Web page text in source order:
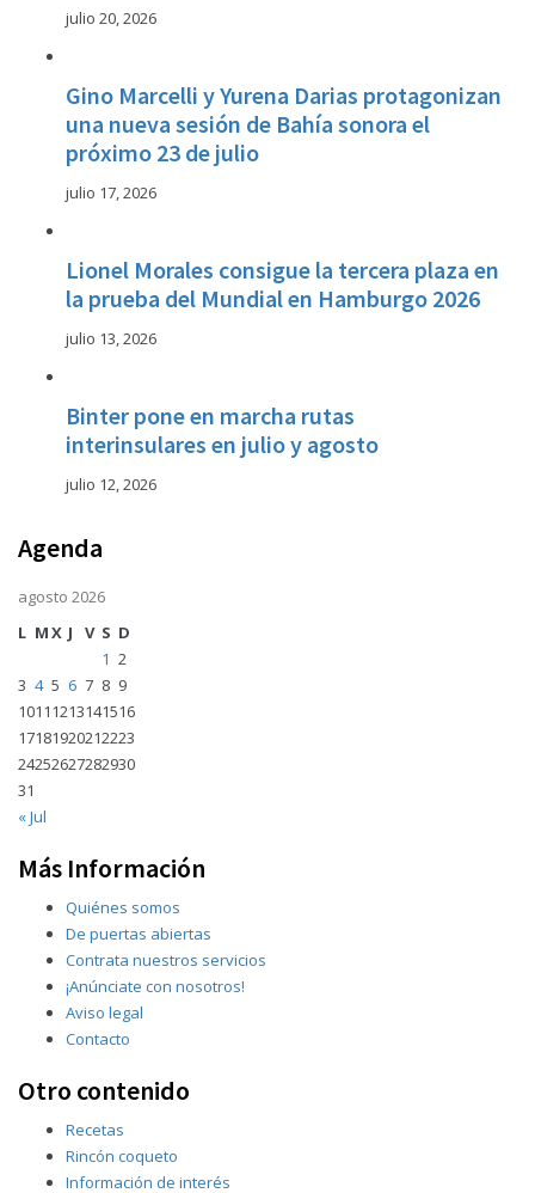
julio 20, 2026
Gino Marcelli y Yurena Darias protagonizan
una nueva sesión de Bahía sonora el
próximo 23 de julio
julio 17, 2026
Lionel Morales consigue la tercera plaza en
la prueba del Mundial en Hamburgo 2026
julio 13, 2026
Binter pone en marcha rutas
interinsulares en julio y agosto
julio 12, 2026
Agenda
agosto 2026
L MX J V S D
1 2
3 4 5 6 7 8 9
10111213141516
17181920212223
24252627282930
31
« Jul
Más Información
Quiénes somos
De puertas abiertas
Contrata nuestros servicios
¡Anúnciate con nosotros!
Aviso legal
Contacto
Otro contenido
Recetas
Rincón coqueto
Información de interés